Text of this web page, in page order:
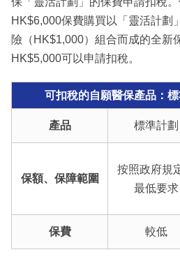
HK$6,000保費購買以「靈活計劃
險（HK$1,000）組合而成的全新
HK$5,000可以申請扣稅。
可扣稅的自願醫保產品：
產品 標準計劃
保額、保障範圍
按照政府規
最低要求
保費 較低